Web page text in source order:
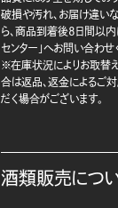
破損や汚れ、お届け違い
ら、商品到着後8日間以内
センター」へお問い合わせ
※在庫状況によりお取替
合は返品、返金によるご
だく場合がございます。
酒類販売につ